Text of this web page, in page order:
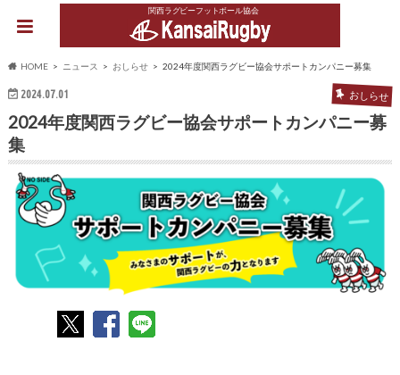
関西ラグビーフットボール協会
HOME ニュース おしらせ 2024年度関西ラグビー協会サポートカンパニー募集
2024.07.01 おしらせ
2024年度関西ラグビー協会サポートカンパニー募
集